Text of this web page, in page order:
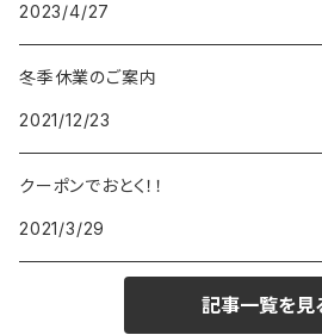
DISNEY
FOREVER
CLUSE
DUNHILL
BEAMZSQUARE
TOMMY HILFIGER
MICHAEL KORS
MARC JACOBS
DIESEL
ATLANTIC STARS
VIVIENNE WESTWOOD
POLO RALPH LAUREN
BROMPTON
HAMILTON
INCASE
TANACOCORO
WOODEN
CASIO
SMYTHSON
Micol
2023/4/27
冬季休業のご案内
2021/12/23
クーポンでおとく！！
2021/3/29
記事一覧を見